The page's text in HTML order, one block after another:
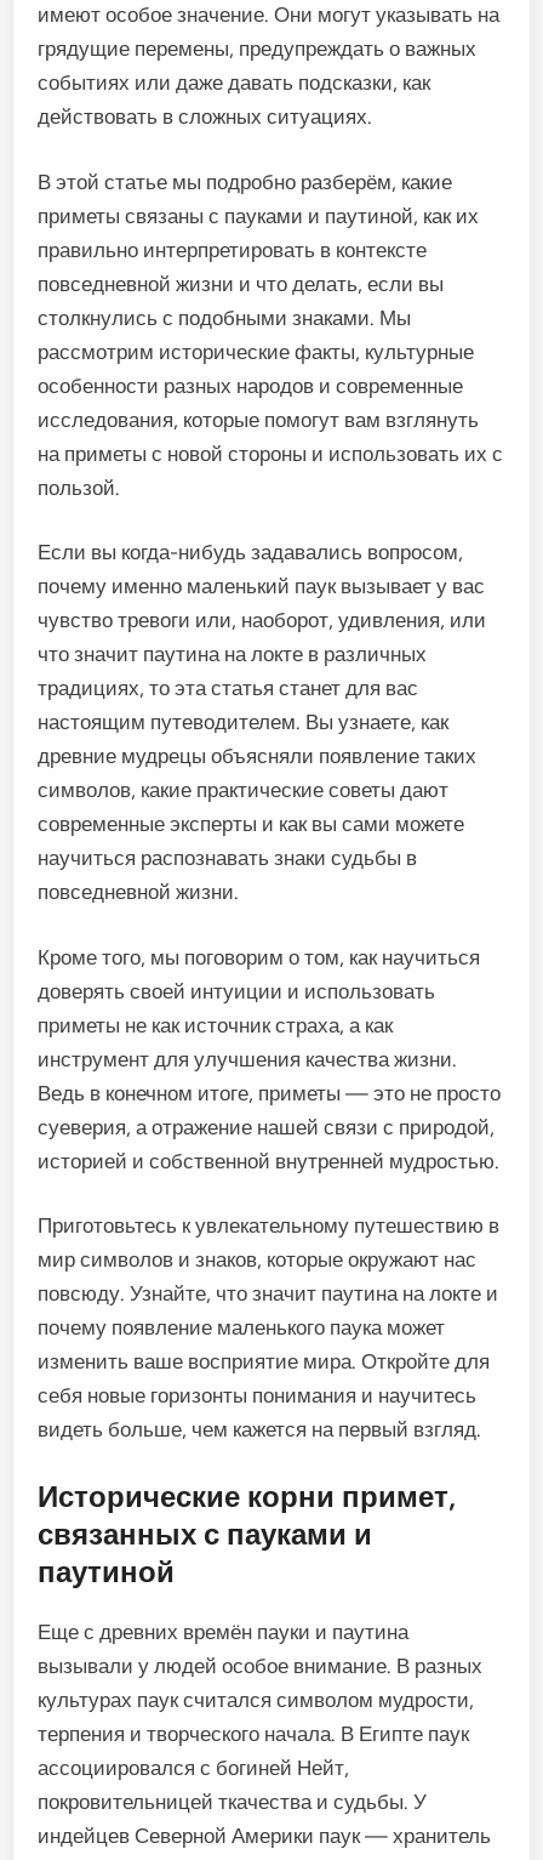
имеют особое значение. Они могут указывать на
грядущие перемены, предупреждать о важных
событиях или даже давать подсказки, как
действовать в сложных ситуациях.
В этой статье мы подробно разберём, какие
приметы связаны с пауками и паутиной, как их
правильно интерпретировать в контексте
повседневной жизни и что делать, если вы
столкнулись с подобными знаками. Мы
рассмотрим исторические факты, культурные
особенности разных народов и современные
исследования, которые помогут вам взглянуть
на приметы с новой стороны и использовать их с
пользой.
Если вы когда-нибудь задавались вопросом,
почему именно маленький паук вызывает у вас
чувство тревоги или, наоборот, удивления, или
что значит паутина на локте в различных
традициях, то эта статья станет для вас
настоящим путеводителем. Вы узнаете, как
древние мудрецы объясняли появление таких
символов, какие практические советы дают
современные эксперты и как вы сами можете
научиться распознавать знаки судьбы в
повседневной жизни.
Кроме того, мы поговорим о том, как научиться
доверять своей интуиции и использовать
приметы не как источник страха, а как
инструмент для улучшения качества жизни.
Ведь в конечном итоге, приметы — это не просто
суеверия, а отражение нашей связи с природой,
историей и собственной внутренней мудростью.
Приготовьтесь к увлекательному путешествию в
мир символов и знаков, которые окружают нас
повсюду. Узнайте, что значит паутина на локте и
почему появление маленького паука может
изменить ваше восприятие мира. Откройте для
себя новые горизонты понимания и научитесь
видеть больше, чем кажется на первый взгляд.
Исторические корни примет,
связанных с пауками и
паутиной
Еще с древних времён пауки и паутина
вызывали у людей особое внимание. В разных
культурах паук считался символом мудрости,
терпения и творческого начала. В Египте паук
ассоциировался с богиней Нейт,
покровительницей ткачества и судьбы. У
индейцев Северной Америки паук — хранитель